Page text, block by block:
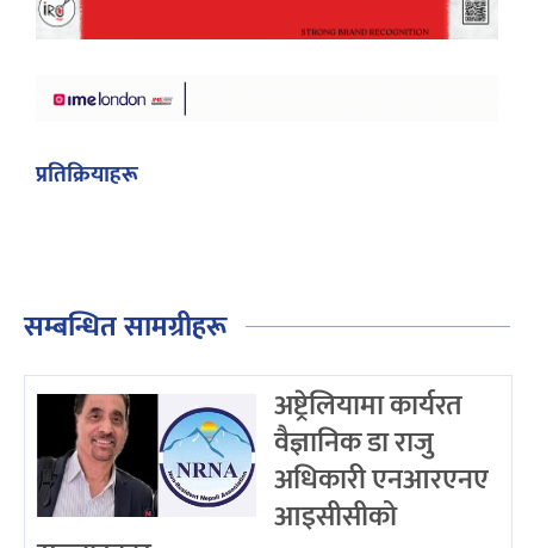
प्रतिक्रियाहरू
सम्बन्धित सामग्रीहरू
अष्ट्रेलियामा कार्यरत
वैज्ञानिक डा राजु
अधिकारी एनआरएनए
आइसीसीको